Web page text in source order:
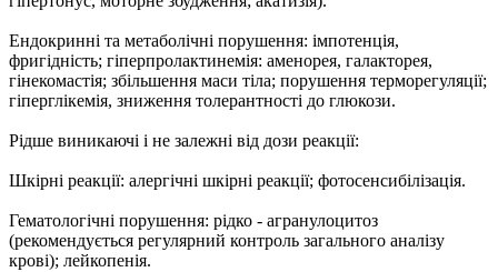
Ендокринні та метаболічні порушення: імпотенція,
фригідність; гіперпролактинемія: аменорея, галакторея,
гінекомастія; збільшення маси тіла; порушення терморегуляції;
гіперглікемія, зниження толерантності до глюкози.
Рідше виникаючі і не залежні від дози реакції:
Шкірні реакції: алергічні шкірні реакції; фотосенсибілізація.
Гематологічні порушення: рідко - агранулоцитоз
(рекомендується регулярний контроль загального аналізу
крові); лейкопенія.